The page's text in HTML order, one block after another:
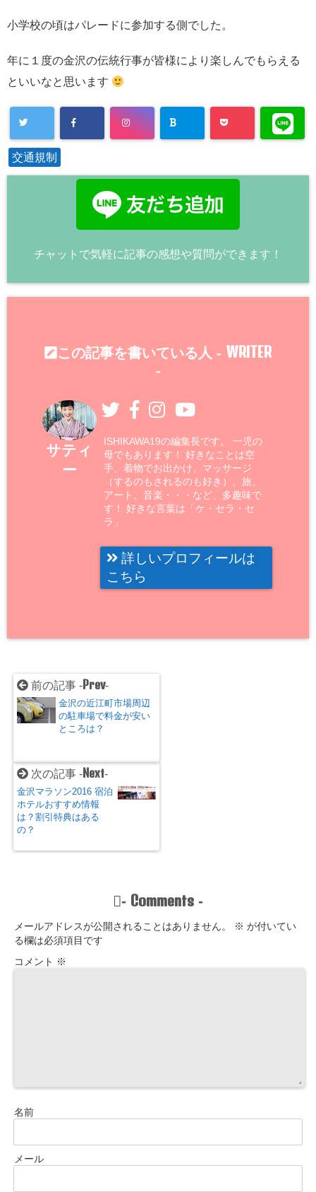
小学校の頃はパレードに参加する側でした。
年に１度の金沢の伝統行事が皆様により楽しんでもらえる
といいなと思います
交通規制
チャットで気軽に記事の感想や質問ができます！
この記事を書いている人 - WRITER
-
サティ
ー
ISHIKAWA19の編集長です。 一児の
母でもあります！ 好きなことは空
手、着物でお出かけ、マッサージ
（するのもされるのも好き）、旅、
アート、音楽・・・など、多趣味で
す！ 好きな言葉は「ケ・セラ・セ
ラ」
詳しいプロフィールは
こちら
前の記事 -Prev-
金沢の近江町市場周辺
の駐車場で料金が安い
ところは？
次の記事 -Next-
金沢マラソン2016 宿泊
ホテルおすすめ情報
は？割引特典はある
の？
- Comments -
メールアドレスが公開されることはありません。 ※ が付いてい
る欄は必須項目です
コメント ※
名前
メール